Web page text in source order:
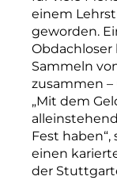
einem
geworden.
Sammeln
zusammen
„Mit dem
Fest
einen
der